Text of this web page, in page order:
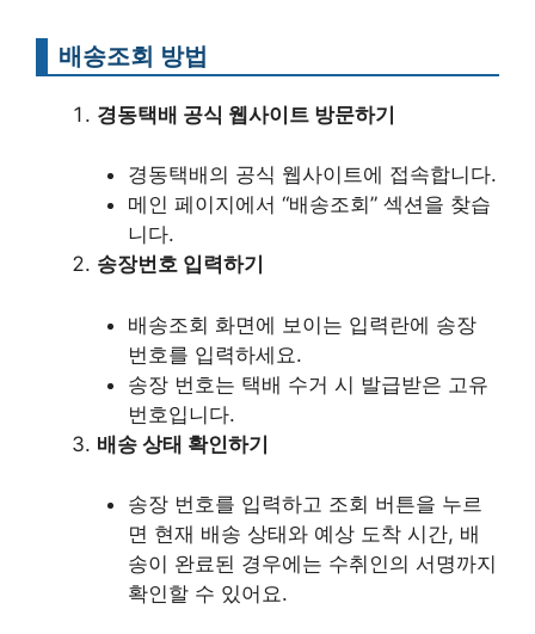
배송조회 방법
경동택배 공식 웹사이트 방문하기
경동택배의 공식 웹사이트에 접속합니다.
메인 페이지에서 “배송조회” 섹션을 찾습
니다.
송장번호 입력하기
배송조회 화면에 보이는 입력란에 송장
번호를 입력하세요.
송장 번호는 택배 수거 시 발급받은 고유
번호입니다.
배송 상태 확인하기
송장 번호를 입력하고 조회 버튼을 누르
면 현재 배송 상태와 예상 도착 시간, 배
송이 완료된 경우에는 수취인의 서명까지
확인할 수 있어요.